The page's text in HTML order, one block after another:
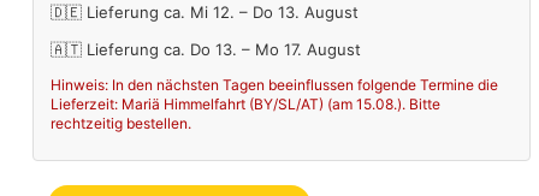
🇩🇪 Lieferung ca. Mi 12. – Do 13. August
🇦🇹 Lieferung ca. Do 13. – Mo 17. August
Hinweis: In den nächsten Tagen beeinflussen folgende Termine die
Lieferzeit: Mariä Himmelfahrt (BY/SL/AT) (am 15.08.). Bitte
rechtzeitig bestellen.